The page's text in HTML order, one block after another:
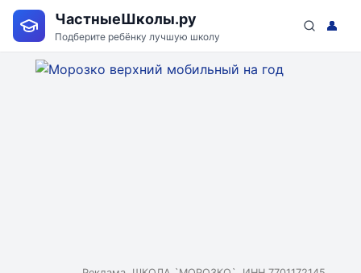
ЧастныеШколы.ру
Подберите ребёнку лучшую школу
👤